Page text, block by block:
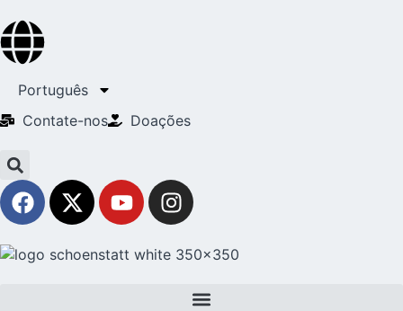
Português
Contate-nos
Doações